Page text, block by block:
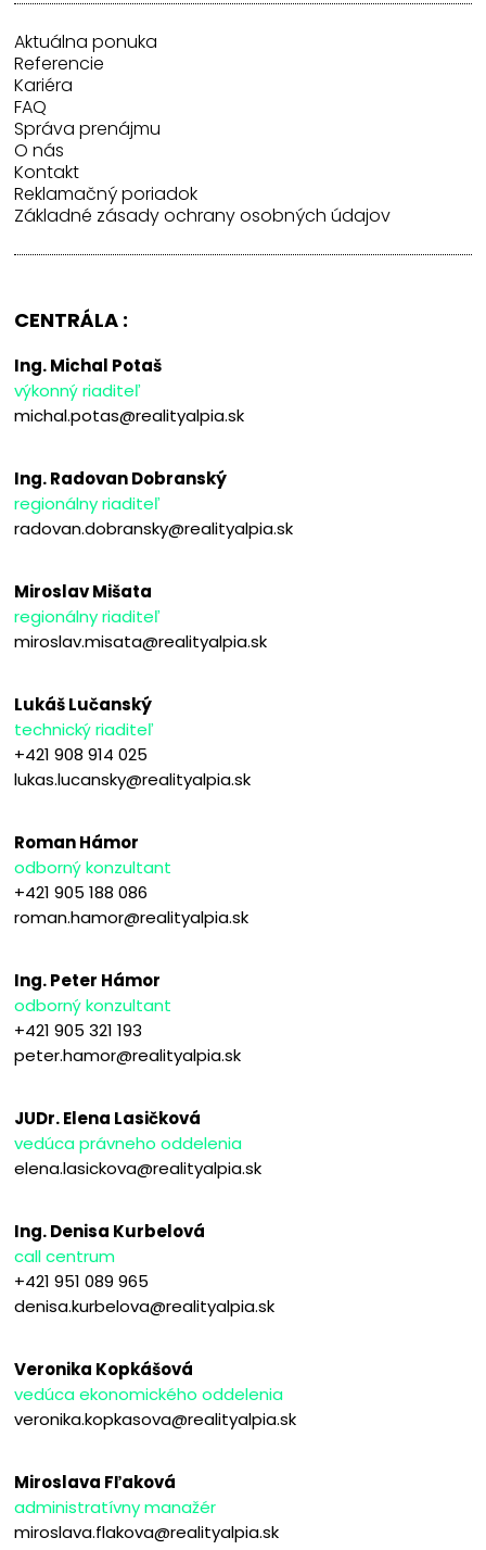
Aktuálna ponuka
Referencie
Kariéra
FAQ
Správa prenájmu
O nás
Kontakt
Reklamačný poriadok
Základné zásady ochrany osobných údajov
CENTRÁLA :
Ing. Michal Potaš
výkonný riaditeľ
michal.potas@realityalpia.sk
Ing. Radovan Dobranský
regionálny riaditeľ
radovan.dobransky@realityalpia.sk
Miroslav Mišata
regionálny riaditeľ
miroslav.misata@realityalpia.sk
Lukáš Lučanský
technický riaditeľ
+421 908 914 025
lukas.lucansky@realityalpia.sk
Roman Hámor
odborný konzultant
+421 905 188 086
roman.hamor@realityalpia.sk
Ing. Peter Hámor
odborný konzultant
+421 905 321 193
peter.hamor@realityalpia.sk
JUDr. Elena Lasičková
vedúca právneho oddelenia
elena.lasickova@realityalpia.sk
Ing. Denisa Kurbelová
call centrum
+421 951 089 965
denisa.kurbelova@realityalpia.sk
Veronika Kopkášová
vedúca ekonomického oddelenia
veronika.kopkasova@realityalpia.sk
Miroslava Fľaková
administratívny manažér
miroslava.flakova@realityalpia.sk